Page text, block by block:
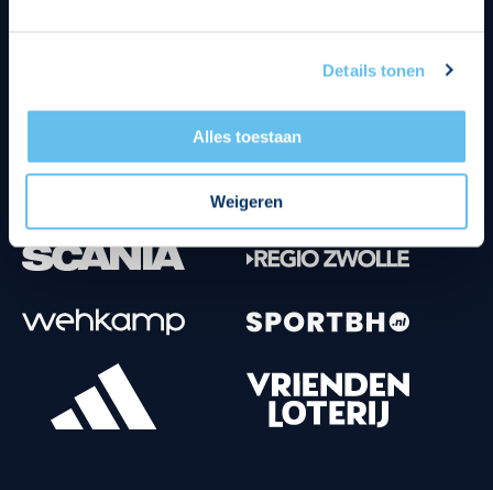
Details tonen
Alles toestaan
Weigeren